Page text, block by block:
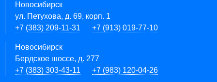
Новосибирск
ул. Петухова, д. 69, корп. 1
+7 (383) 209-11-31
+7 (913) 019-77-10
Новосибирск
Бердское шоссе, д. 277
+7 (383) 303-43-11
+7 (983) 120-04-26